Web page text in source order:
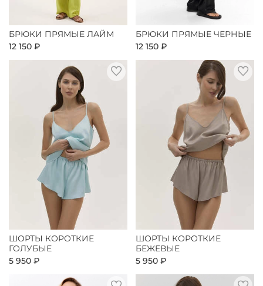
БРЮКИ ПРЯМЫЕ ЛАЙМ
12 150 ₽
БРЮКИ ПРЯМЫЕ ЧЕРНЫЕ
12 150 ₽
ШОРТЫ КОРОТКИЕ
ГОЛУБЫЕ
5 950 ₽
ШОРТЫ КОРОТКИЕ
БЕЖЕВЫЕ
5 950 ₽